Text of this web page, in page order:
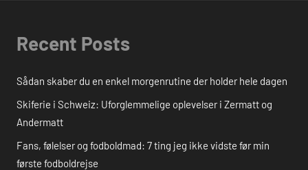
Recent Posts
Sådan skaber du en enkel morgenrutine der holder hele dagen
Skiferie i Schweiz: Uforglemmelige oplevelser i Zermatt og
Andermatt
Fans, følelser og fodboldmad: 7 ting jeg ikke vidste før min
første fodboldrejse